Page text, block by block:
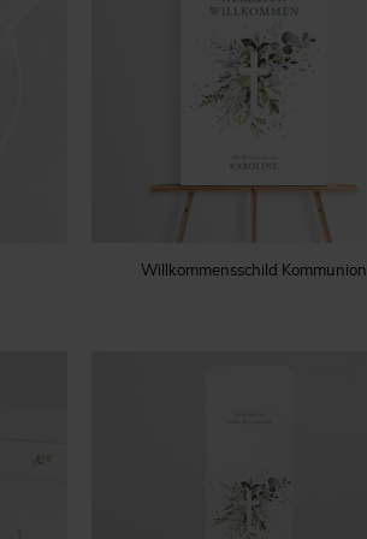
Willkommensschild Kommunion